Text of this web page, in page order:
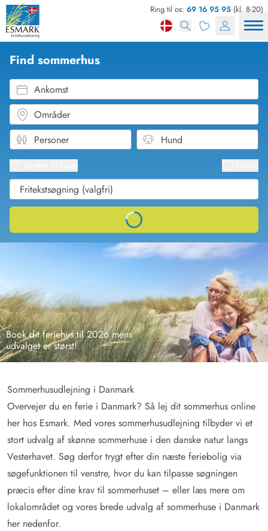
Ring til os: 69 16 95 95 (kl. 8-20)
Book dit feriehus til 2026 mens
udvalget er størst!
Sommerhusudlejning i Danmark
Overvejer du en ferie i Danmark? Så lej dit sommerhus online
her hos Esmark. Med vores sommerhusudlejning tilbyder vi et
stort udvalg af skønne sommerhuse i den danske natur langs
Vesterhavet. Søg derfor trygt efter din næste feriebolig via
søgefunktionen til venstre, hvor du kan tilpasse søgningen
præcis efter dine krav til sommerhuset – eller læs mere om
lokalområdet og vores brede udvalg af sommerhuse i Danmark
her nedenfor.
Se
Find sommerhus
Ankomst
Områder
Loading...